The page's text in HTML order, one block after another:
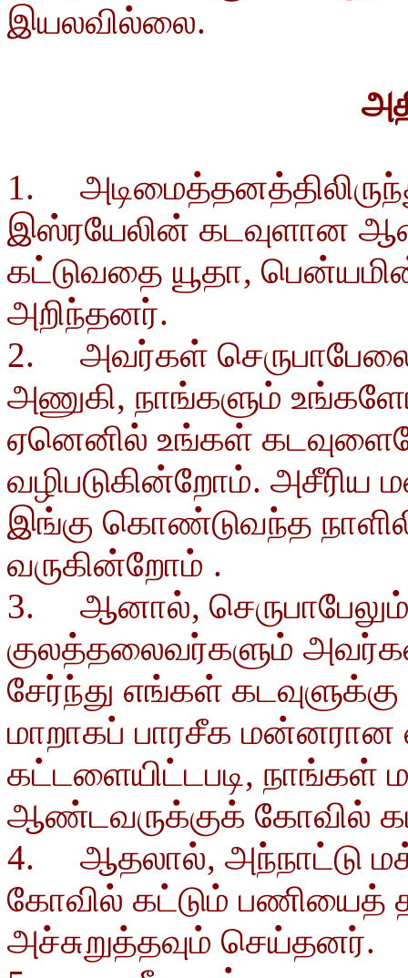
இயலவில்லை.
1.
இஸ்ரயேலின் கடவுளான
கட்டுவதை யூதா,
அறிந்தனர்.
2. அவர்கள்
அணுகி, நாங்களும்
ஏனெனில் உங்கள்
வழிபடுகின்றோம்.
இங்கு கொண்டுவந்த
வருகின்றோம் .
3. ஆனால், செருபாபேலும்
குலத்தலைவர்களும்
சேர்ந்து எங்கள்
மாறாகப் பாரசீக மன்னரான
கட்டளையிட்டபடி, நாங்கள்
ஆண்டவருக்குக் கோவில்
4. ஆதலால், அந்நாட்டு
கோவில் கட்டும்
அச்சுறுத்தவும் செய்தனர்.